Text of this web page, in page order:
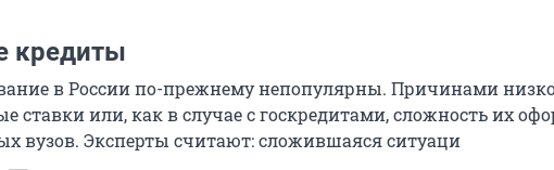
кредиты
в России по-прежнему непопулярны. Причинами
ставки или, как в случае с госкредитами, сложность их
вузов. Эксперты считают: сложившаяся ситуаци